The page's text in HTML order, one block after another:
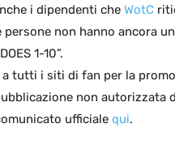
i dipendenti che WotC
non hanno ancora
1-10”.
a tutti i siti di fan per la
non autorizzata
ufficiale qui.